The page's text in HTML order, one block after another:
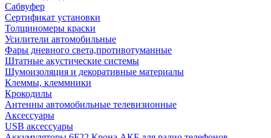
Сабвуфер
Сертификат установки
Толщиномеры краски
Усилители автомобильные
Фары дневного света,противотуманные
Штатные акустические системы
Шумоизоляция и декоративные материалы
Клеммы, клеммники
Крокодилы
Антенны автомобильные телевизионные
Аксессуары
USB аксессуары